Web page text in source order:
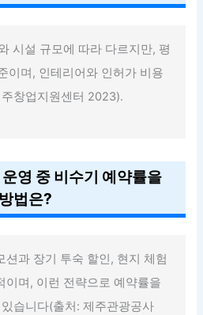
시설 규모에 따라 다르지만, 평
이며, 인테리어와 인허가 비용
창업지원센터 2023).
영 중 비수기 예약률을
법은?
션과 장기 투숙 할인, 현지 체험
이며, 이런 전략으로 예약률을
습니다(출처: 제주관광공사